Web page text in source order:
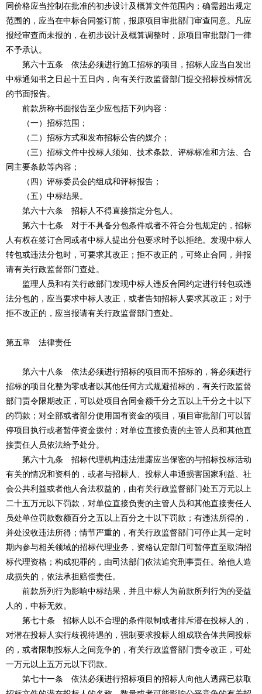
同价格应当控制在批准的初步设计及概算文件范围内；确需超出规定
范围的，应当在中标合同签订前，报原项目审批部门审查同意。凡应
报经审查而未报的，在初步设计及概算调整时，原项目审批部门一律
不予承认。
第六十五条 依法必须进行施工招标的项目，招标人应当自发出
中标通知书之日起十五日内，向有关行政监督部门提交招标投标情况
的书面报告。
前款所称书面报告至少应包括下列内容：
（一）招标范围；
（二）招标方式和发布招标公告的媒介；
（三）招标文件中投标人须知、技术条款、评标标准和方法、合
同主要条款等内容；
（四）评标委员会的组成和评标报告；
（五）中标结果。
第六十六条 招标人不得直接指定分包人。
第六十七条 对于不具备分包条件或者不符合分包规定的，招标
人有权在签订合同或者中标人提出分包要求时予以拒绝。发现中标人
转包或违法分包时，可要求其改正；拒不改正的，可终止合同，并报
请有关行政监督部门查处。
监理人员和有关行政部门发现中标人违反合同约定进行转包或违
法分包的，应当要求中标人改正，或者告知招标人要求其改正；对于
拒不改正的，应当报请有关行政监督部门查处。
第五章 法律责任
第六十八条 依法必须进行招标的项目而不招标的，将必须进行
招标的项目化整为零或者以其他任何方式规避招标的，有关行政监督
部门责令限期改正，可以处项目合同金额千分之五以上千分之十以下
的罚款；对全部或者部分使用国有资金的项目，项目审批部门可以暂
停项目执行或者暂停资金拨付；对单位直接负责的主管人员和其他直
接责任人员依法给予处分。
第六十九条 招标代理机构违法泄露应当保密的与招标投标活动
有关的情况和资料的，或者与招标人、投标人串通损害国家利益、社
会公共利益或者他人合法权益的，由有关行政监督部门处五万元以上
二十五万元以下罚款，对单位直接负责的主管人员和其他直接责任人
员处单位罚款数额百分之五以上百分之十以下罚款；有违法所得的，
并处没收违法所得；情节严重的，有关行政监督部门可停止其一定时
期内参与相关领域的招标代理业务，资格认定部门可暂停直至取消招
标代理资格；构成犯罪的，由司法部门依法追究刑事责任。给他人造
成损失的，依法承担赔偿责任。
前款所列行为影响中标结果，并且中标人为前款所列行为的受益
人的，中标无效。
第七十条 招标人以不合理的条件限制或者排斥潜在投标人的，
对潜在投标人实行歧视待遇的，强制要求投标人组成联合体共同投标
的，或者限制投标人之间竞争的，有关行政监督部门责令改正，可处
一万元以上五万元以下罚款。
第七十一条 依法必须进行招标项目的招标人向他人透露已获取